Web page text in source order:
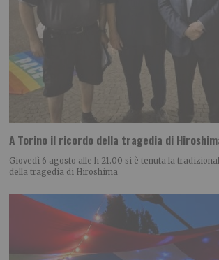
A Torino il ricordo della tragedia di
Giovedì 6 agosto alle h 21.00 si è tenuta la
della tragedia di Hiroshima